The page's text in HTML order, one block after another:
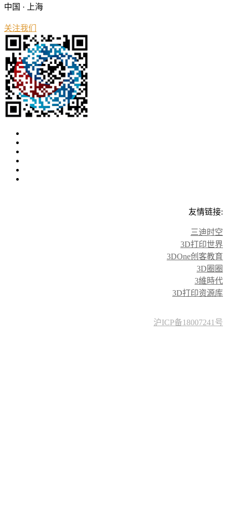
中国 · 上海
关注我们
友情链接:
三迪时空
3D打印世界
3DOne创客教育
3D圈圈
3維時代
3D打印资源库
沪ICP备18007241号